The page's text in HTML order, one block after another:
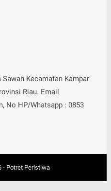
Sawah Kecamatan Kampar
Riau. Email
No HP/Whatsapp : 0853
- Potret Peristiwa